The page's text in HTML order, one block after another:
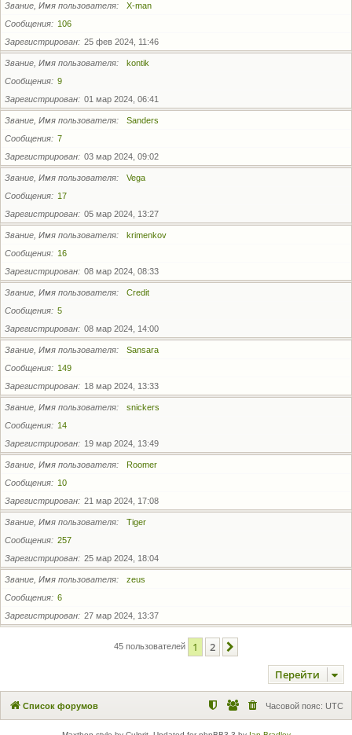
Звание, Имя пользователя
X-man
Сообщения
106
Зарегистрирован
25 фев 2024, 11:46
Звание, Имя пользователя
kontik
Сообщения
9
Зарегистрирован
01 мар 2024, 06:41
Звание, Имя пользователя
Sanders
Сообщения
7
Зарегистрирован
03 мар 2024, 09:02
Звание, Имя пользователя
Vega
Сообщения
17
Зарегистрирован
05 мар 2024, 13:27
Звание, Имя пользователя
krimenkov
Сообщения
16
Зарегистрирован
08 мар 2024, 08:33
Звание, Имя пользователя
Credit
Сообщения
5
Зарегистрирован
08 мар 2024, 14:00
Звание, Имя пользователя
Sansara
Сообщения
149
Зарегистрирован
18 мар 2024, 13:33
Звание, Имя пользователя
snickers
Сообщения
14
Зарегистрирован
19 мар 2024, 13:49
Звание, Имя пользователя
Roomer
Сообщения
10
Зарегистрирован
21 мар 2024, 17:08
Звание, Имя пользователя
Tiger
Сообщения
257
Зарегистрирован
25 мар 2024, 18:04
Звание, Имя пользователя
zeus
Сообщения
6
Зарегистрирован
27 мар 2024, 13:37
45 пользователей 1 2
Перейти
Список форумов Часовой пояс: UTC